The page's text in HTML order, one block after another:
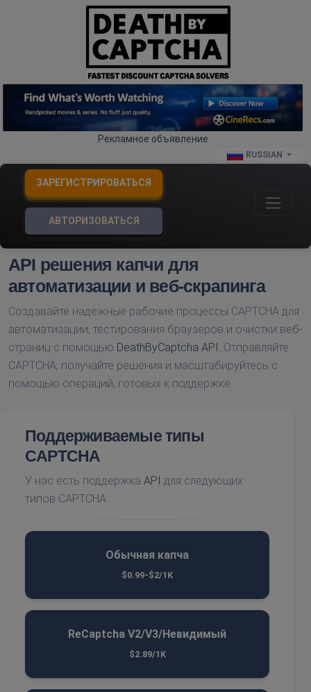
Рекламное объявление
RUSSIAN
ЗАРЕГИСТРИРОВАТЬСЯ
АВТОРИЗОВАТЬСЯ
API решения капчи для
автоматизации и веб-скрапинга
Создавайте надежные рабочие процессы CAPTCHA для
автоматизации, тестирования браузеров и очистки веб-
страниц с помощью DeathByCaptcha API . Отправляйте
CAPTCHA, получайте решения и масштабируйтесь с
помощью операций, готовых к поддержке.
Поддерживаемые типы
CAPTCHA
У нас есть поддержка API для следующих
типов CAPTCHA:
Обычная капча
$0.99-$2/1K
ReCaptcha V2/V3/Невидимый
$2.89/1K